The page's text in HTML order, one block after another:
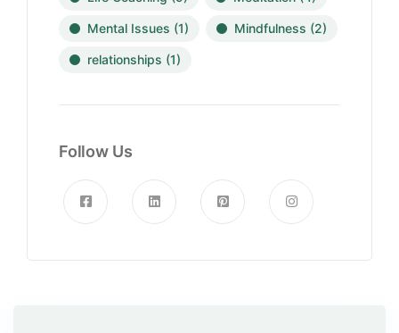
Mental Issues (1) Mindfulness (2)
relationships (1)
Follow Us